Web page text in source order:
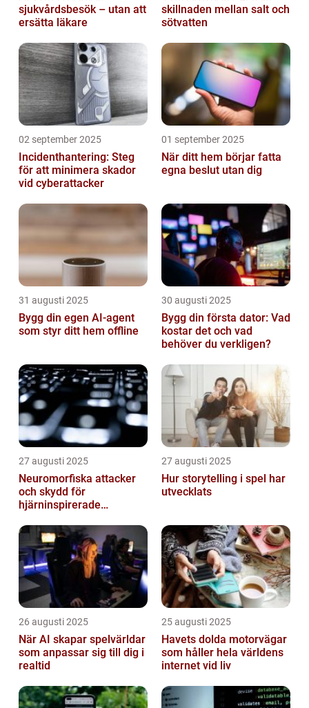
sjukvårdsbesök – utan att
ersätta läkare
skillnaden mellan salt och
sötvatten
02 september 2025
Incidenthantering: Steg
för att minimera skador
vid cyberattacker
01 september 2025
När ditt hem börjar fatta
egna beslut utan dig
31 augusti 2025
Bygg din egen AI-agent
som styr ditt hem offline
30 augusti 2025
Bygg din första dator: Vad
kostar det och vad
behöver du verkligen?
27 augusti 2025
Neuromorfiska attacker
och skydd för
hjärninspirerade
27 augusti 2025
Hur storytelling i spel har
utvecklats
26 augusti 2025
När AI skapar spelvärldar
som anpassar sig till dig i
realtid
25 augusti 2025
Havets dolda motorvägar
som håller hela världens
internet vid liv